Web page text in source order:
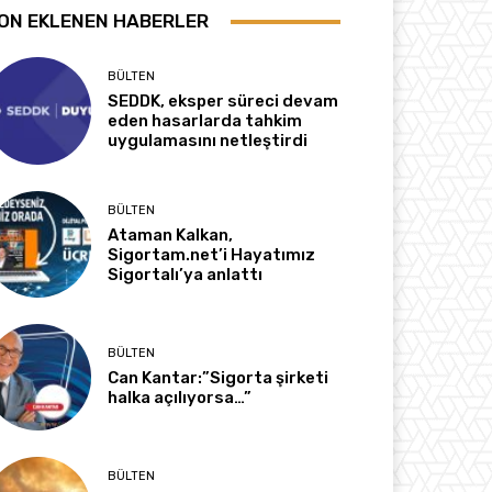
EKLENEN HABERLER
BÜLTEN
SEDDK, eksper süreci devam
eden hasarlarda tahkim
uygulamasını netleştirdi
BÜLTEN
Ataman Kalkan,
Sigortam.net’i Hayatımız
Sigortalı’ya anlattı
BÜLTEN
Can Kantar:”Sigorta şirketi
halka açılıyorsa…”
BÜLTEN